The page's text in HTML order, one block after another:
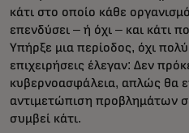
κάτι στο οποίο κάθε
επενδύσει – ή όχι – και κάτι
Υπήρξε μια περίοδος, όχι
επιχειρήσεις έλεγαν: Δεν
κυβερνοασφάλεια, απλώς θα
αντιμετώπιση προβλημάτων
συμβεί κάτι.